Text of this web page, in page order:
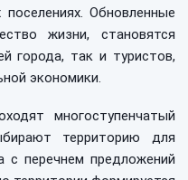
Обновленные
жизни, становятся
города, так и туристов,
экономики.
многоступенчатый
территорию для
с перечнем предложений